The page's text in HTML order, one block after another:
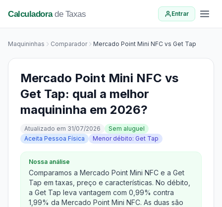
Calculadorade Taxas Entrar
Maquininhas Comparador Mercado Point Mini NFC vs Get Tap
Mercado Point Mini NFC vs
Get Tap: qual a melhor
maquininha em 2026?
Atualizado em 31/07/2026
Sem aluguel
Aceita Pessoa Física
Menor débito: Get Tap
Nossa análise
Comparamos a Mercado Point Mini NFC e a Get
Tap em taxas, preço e características. No débito,
a Get Tap leva vantagem com 0,99% contra
1,99% da Mercado Point Mini NFC. As duas são